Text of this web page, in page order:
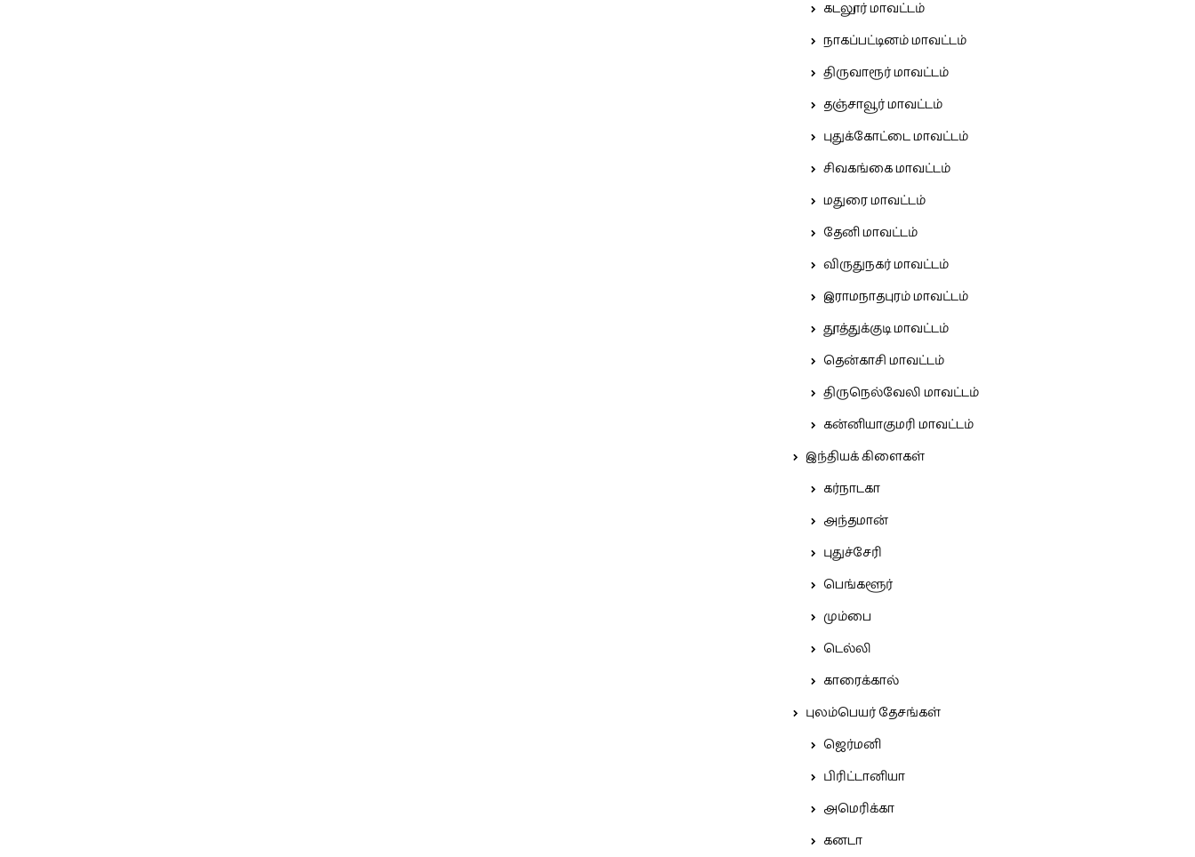
கடலூர் மாவட்டம்
நாகப்பட்டினம் மாவட்டம்
திருவாரூர் மாவட்டம்
தஞ்சாவூர் மாவட்டம்
புதுக்கோட்டை மாவட்டம்
சிவகங்கை மாவட்டம்
மதுரை மாவட்டம்
தேனி மாவட்டம்
விருதுநகர் மாவட்டம்
இராமநாதபுரம் மாவட்டம்
தூத்துக்குடி மாவட்டம்
தென்காசி மாவட்டம்
திருநெல்வேலி மாவட்டம்
கன்னியாகுமரி மாவட்டம்
இந்தியக் கிளைகள்
கர்நாடகா
அந்தமான்
புதுச்சேரி
பெங்களூர்
மும்பை
டெல்லி
காரைக்கால்
புலம்பெயர் தேசங்கள்
ஜெர்மனி
பிரிட்டானியா
அமெரிக்கா
கனடா